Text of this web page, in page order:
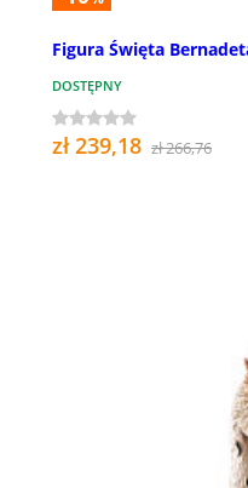
Figura Święta
DOSTĘPNY
zł 239,18 zł 266,76